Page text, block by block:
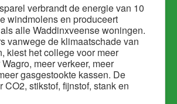
verbrandt de energie van 10
windmolens en produceert
alle Waddinxveense woningen.
vanwege de klimaatschade van
kiest het college voor meer
meer verkeer, meer
gasgestookte kassen. De
CO2, stikstof, fijnstof, stank en